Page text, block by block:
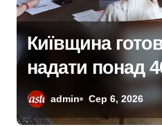
У Києві
річного
пенсіонерка
$18 тисяч
admin Сер 6, 2026